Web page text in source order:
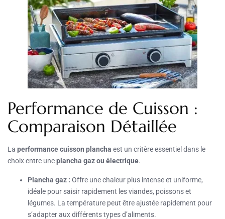
Performance de Cuisson :
Comparaison Détaillée
La performance cuisson plancha est un critère essentiel dans le
choix entre uneplancha gaz ou électrique.
Plancha gaz : Offre une chaleur plus intense et uniforme,
idéale pour saisir rapidement les viandes, poissons et
légumes. La température peut être ajustée rapidement pour
s’adapter aux différents types d’aliments.